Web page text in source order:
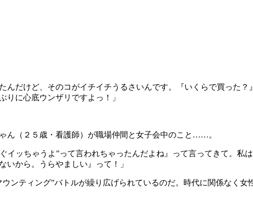
んだけど、そのコがイチイチうるさいんです。『いくらで買った
りに心底ウンザリですよっ！」
ん（２５歳・看護師）が職場仲間と女子会中のこと……。
イッちゃうよ”って言われちゃったんだよね』って言ってきて。私
いから。うらやましい』って！」
ンティング”バトルが繰り広げられているのだ。時代に関係なく女